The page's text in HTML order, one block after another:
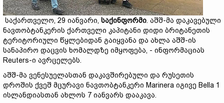
საქართველო, 29 იანვარი, საქინფორმი. აშშ-მა დაკავებული
ნავთობტანკერის ქართველი კაპიტანი დიდი ბრიტანეთის
ტერიტორიული წყლებიდან გაიყვანა და ახლა აშშ-ის
სანაპირო დაცვის ხომალდზე იმყოფება, - ინფორმაციას
Reuters-ი ავრცელებს.
აშშ-მა ვენესუელასთან დაკავშირებული და რუსეთის
დროშის ქვეშ მცურავი ნავთობტანკერი Marinera იგივე Bella 1
ისლანდიასთან ახლოს 7 იანვარს დააკავა.